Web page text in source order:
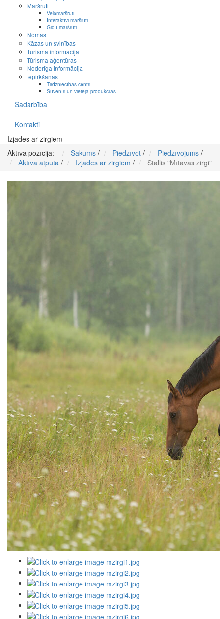
Maršruti
Velomaršruti
Interaktīvi maršruti
Gidu maršruti
Nomas
Kāzas un svinības
Tūrisma informācija
Tūrisma aģentūras
Noderīga informācija
Iepirkšanās
Tirdzniecības centri
Suvenīri un vietējā produkcijas
Sadarbība
Kontakti
Izjādes ar zirgiem
Aktīvā pozīcija:
Sākums / Piedzīvot / Piedzīvojums /
Aktīvā atpūta / Izjādes ar zirgiem / Stallis "Mītavas zirgi"